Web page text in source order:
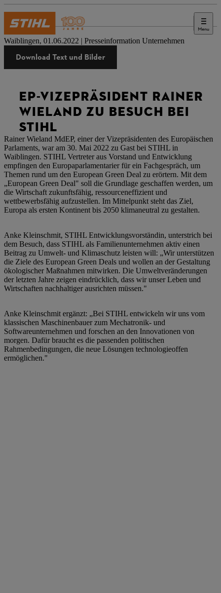
Menu
Presse
Waiblingen, 01.06.2022 | Presseinformation Unternehmen
Download Text und Bilder
EP-VIZEPRÄSIDENT RAINER
WIELAND ZU BESUCH BEI
STIHL
Rainer Wieland MdEP, einer der Vizepräsidenten des Europäischen
Parlaments, war am 30. Mai 2022 zu Gast bei STIHL in
Waiblingen. STIHL Vertreter aus Vorstand und Entwicklung
empfingen den Europaparlamentarier für ein Fachgespräch, um
Themen rund um den European Green Deal zu erörtern. Mit dem
„European Green Deal" soll die Grundlage geschaffen werden, um
die Wirtschaft zukunftsfähig, ressourceneffizient und
wettbewerbsfähig aufzustellen. Im Mittelpunkt steht das Ziel,
Europa als ersten Kontinent bis 2050 klimaneutral zu gestalten.
Anke Kleinschmit, STIHL Entwicklungsvorständin, unterstrich bei
dem Besuch, dass STIHL als Familienunternehmen aktiv einen
Beitrag zu Umwelt- und Klimaschutz leisten will: „Wir unterstützen
die Ziele des European Green Deals und wollen an der Gestaltung
ökologischer Maßnahmen mitwirken. Die Umweltveränderungen
der letzten Jahre zeigen eindrücklich, dass wir unser Leben und
Wirtschaften nachhaltiger ausrichten müssen."
Anke Kleinschmit ergänzt: „Bei STIHL entwickeln wir uns vom
klassischen Maschinenbauer zum Mechatronik- und
Softwareunternehmen und forschen an den Innovationen von
morgen. Dafür braucht es die passenden politischen
Rahmenbedingungen, die neue Lösungen technologieoffen
ermöglichen."